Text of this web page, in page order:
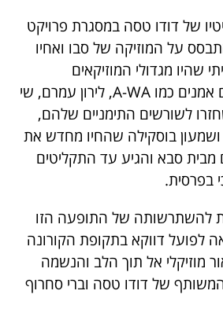
עם 3 תקליטיו של דודו טסה במסגרת פרויקט
על המוזיקה של סבו ואחיו
שהיו מגדולי המוזיקאים
בעיראק, המשיך עם אמנים כמו A-WA, לירון עמרם, שי
לשורשים התימניים שלהם,
בוסקילה שהחיו מחדש את
מבית סבא והגיע עד התקליטים
בפרסית.
להשתרשותה של התופעה הזו
לפועל דווקא בתקופת הקורונה
מוזיקלי אל תוך הלב והנשמה
של דודו טסה וברי סחרוף